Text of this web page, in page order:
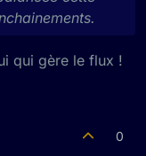
(et terriblement
qui gère le flux !
0